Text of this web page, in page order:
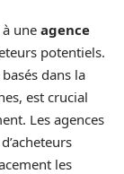
une agence
potentiels.
dans la
est crucial
Les agences
les